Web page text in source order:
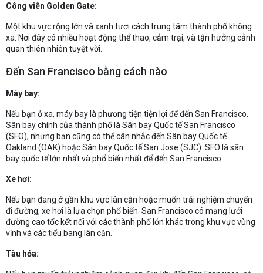
Công viên Golden Gate:
Một khu vực rộng lớn và xanh tươi cách trung tâm thành phố không
xa. Nơi đây có nhiều hoạt động thể thao, cắm trại, và tận hưởng cảnh
quan thiên nhiên tuyệt vời.
Đến San Francisco bằng cách nào
Máy bay:
Nếu bạn ở xa, máy bay là phương tiện tiện lợi để đến San Francisco.
Sân bay chính của thành phố là Sân bay Quốc tế San Francisco
(SFO), nhưng bạn cũng có thể cân nhắc đến Sân bay Quốc tế
Oakland (OAK) hoặc Sân bay Quốc tế San Jose (SJC). SFO là sân
bay quốc tế lớn nhất và phổ biến nhất để đến San Francisco.
Xe hơi:
Nếu bạn đang ở gần khu vực lân cận hoặc muốn trải nghiệm chuyến
đi đường, xe hơi là lựa chọn phổ biến. San Francisco có mạng lưới
đường cao tốc kết nối với các thành phố lớn khác trong khu vực vùng
vịnh và các tiểu bang lân cận.
Tàu hỏa: